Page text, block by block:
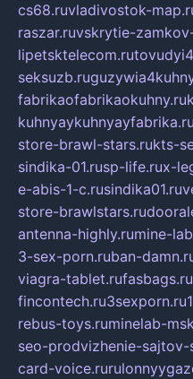
cs68.ruvladivostok-
raszar.ruvskrytie-
lipetsktelecom.ru
seksuzb.ru
fabrikaofabrikaokuhny.ru
kuhnyaykuhnyayfabrika.ru
store-brawl-stars.rukts-
sindika-01.rusp-life.rux-
e-abis-1-c.rusindika01.ru
store-brawlstars.ru
antenna-highly.rumine-
3-sex-porn.ruban-
viagra-tablet.rufasbags.ru
fincontech.ru3sexporn.ru
rebus-toys.ruminelab-
seo-prodvizhenie-
card-voice.ru